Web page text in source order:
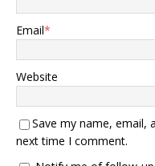
Email*
Website
Save my name, email,
next time I comment.